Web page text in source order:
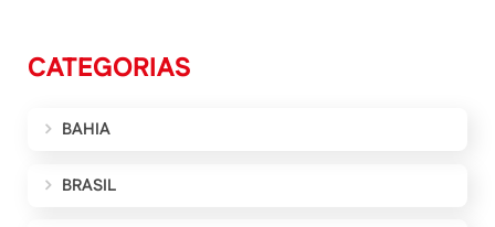
CATEGORIAS
BAHIA
BRASIL